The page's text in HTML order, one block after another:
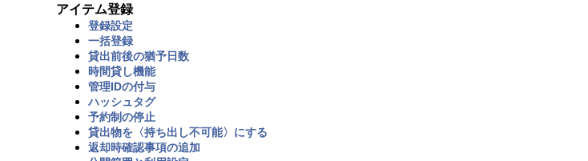
アイテム登録
登録設定
一括登録
貸出前後の猶予日数
時間貸し機能
管理IDの付与
ハッシュタグ
予約制の停止
貸出物を〈持ち出し不可能〉にする
返却時確認事項の追加